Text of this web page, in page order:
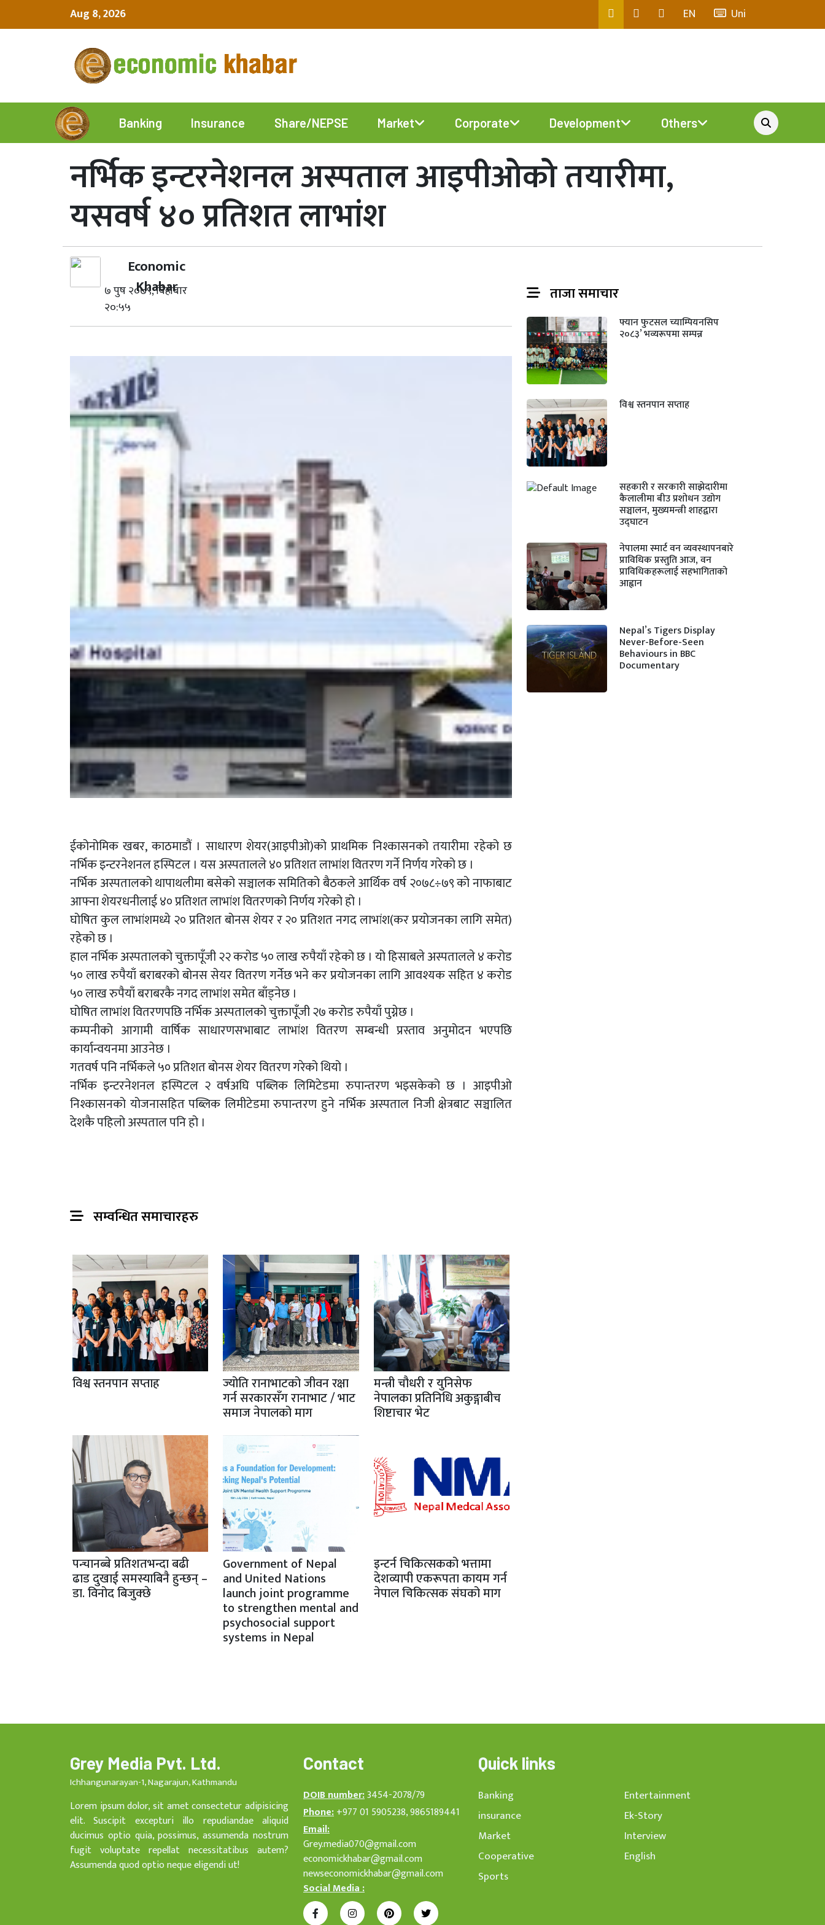
Aug 8, 2026 EN Uni
Banking Insurance Share/NEPSE Market Corporate Development Others
नर्भिक इन्टरनेशनल अस्पताल आइपीओको तयारीमा,
यसवर्ष ४० प्रतिशत लाभांश
Economic
Khabar
७ पुष २०७९, बिहीबार
२०:५५
ईकोनोमिक खबर, काठमाडौं । साधारण शेयर(आइपीओ)को प्राथमिक निश्कासनको तयारीमा रहेको छ
नर्भिक इन्टरनेशनल हस्पिटल । यस अस्पतालले ४० प्रतिशत लाभांश वितरण गर्ने निर्णय गरेको छ ।
नर्भिक अस्पतालको थापाथलीमा बसेको सञ्चालक समितिको बैठकले आर्थिक वर्ष २०७८÷७९ को नाफाबाट
आफ्ना शेयरधनीलाई ४० प्रतिशत लाभांश वितरणको निर्णय गरेको हो ।
घोषित कुल लाभांशमध्ये २० प्रतिशत बोनस शेयर र २० प्रतिशत नगद लाभांश(कर प्रयोजनका लागि समेत)
रहेको छ ।
हाल नर्भिक अस्पतालको चुक्तापूँजी २२ करोड ५० लाख रुपैयाँ रहेको छ । यो हिसाबले अस्पतालले ४ करोड
५० लाख रुपैयाँ बराबरको बोनस सेयर वितरण गर्नेछ भने कर प्रयोजनका लागि आवश्यक सहित ४ करोड
५० लाख रुपैयाँ बराबरकै नगद लाभांश समेत बाँड्नेछ ।
घोषित लाभांश वितरणपछि नर्भिक अस्पतालको चुक्तापूँजी २७ करोड रुपैयाँ पुग्नेछ ।
कम्पनीको आगामी वार्षिक साधारणसभाबाट लाभांश वितरण सम्बन्धी प्रस्ताव अनुमोदन भएपछि
कार्यान्वयनमा आउनेछ ।
गतवर्ष पनि नर्भिकले ५० प्रतिशत बोनस शेयर वितरण गरेको थियो ।
नर्भिक इन्टरनेशनल हस्पिटल २ वर्षअघि पब्लिक लिमिटेडमा रुपान्तरण भइसकेको छ । आइपीओ
निश्कासनको योजनासहित पब्लिक लिमीटेडमा रुपान्तरण हुने नर्भिक अस्पताल निजी क्षेत्रबाट सञ्चालित
देशकै पहिलो अस्पताल पनि हो ।
सम्वन्धित समाचारहरु
विश्व स्तनपान सप्ताह ज्योति रानाभाटको जीवन रक्षा
गर्न सरकारसँग रानाभाट / भाट
समाज नेपालको माग
मन्त्री चौधरी र युनिसेफ
नेपालका प्रतिनिधि अकुङ्गाबीच
शिष्टाचार भेट
पन्चानब्बे प्रतिशतभन्दा बढी
ढाड दुखाई समस्याबिनै हुन्छन् –
डा. विनोद बिजुक्छे
Government of Nepal
and United Nations
launch joint programme
to strengthen mental and
psychosocial support
systems in Nepal
इन्टर्न चिकित्सकको भत्तामा
देशव्यापी एकरूपता कायम गर्न
नेपाल चिकित्सक संघको माग
ताजा समाचार
फ्यान फुटसल च्याम्पियनसिप
२०८३’ भव्यरूपमा सम्पन्न
विश्व स्तनपान सप्ताह
सहकारी र सरकारी साझेदारीमा
कैलालीमा बीउ प्रशोधन उद्योग
सञ्चालन, मुख्यमन्त्री शाहद्वारा
उद्घाटन
नेपालमा स्मार्ट वन व्यवस्थापनबारे
प्राविधिक प्रस्तुति आज, वन
प्राविधिकहरूलाई सहभागिताको
आह्वान
Nepal’s Tigers Display
Never-Before-Seen
Behaviours in BBC
Documentary
Grey Media Pvt. Ltd.
Ichhangunarayan-1, Nagarajun, Kathmandu
Lorem ipsum dolor, sit amet consectetur adipisicing
elit. Suscipit excepturi illo repudiandae aliquid
ducimus optio quia, possimus, assumenda nostrum
fugit voluptate repellat necessitatibus autem?
Assumenda quod optio neque eligendi ut!
Contact
DOIB number:3454-2078/79
Phone:+977 01 5905238, 9865189441
Email:
Grey.media070@gmail.com
economickhabar@gmail.com
newseconomickhabar@gmail.com
Social Media :
Quick links
Banking
insurance
Market
Cooperative
Sports
Entertainment
Ek-Story
Interview
English